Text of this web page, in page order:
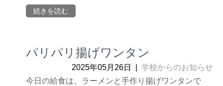
続きを読む
パリパリ揚げワンタン
2025年05月26日
学校からのお知らせ
今日の給食は、ラーメンと手作り揚げワンタンで